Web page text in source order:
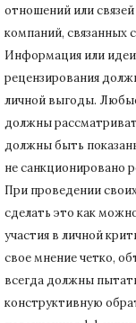
отношений или
компаний, связанных
Информация или
рецензирования
личной выгоды.
должны
должны быть
не санкционировано
При проведении
сделать это как
участия в личной
свое мнение четко,
всегда должны
конструктивную